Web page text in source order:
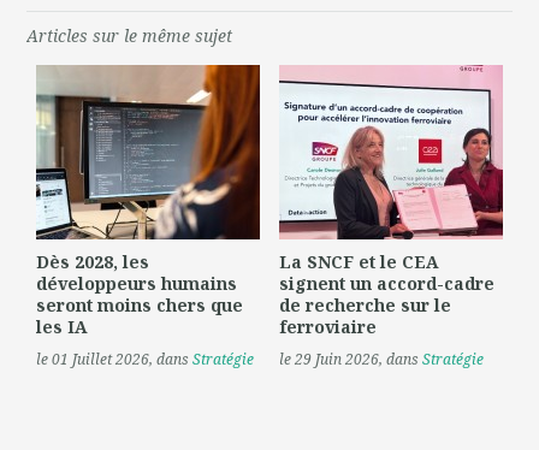
Articles sur le même sujet
Dès 2028, les
développeurs humains
seront moins chers que
les IA
le 01 Juillet 2026, dansStratégie
La SNCF et le CEA
signent un accord-cadre
de recherche sur le
ferroviaire
le 29 Juin 2026, dansStratégie